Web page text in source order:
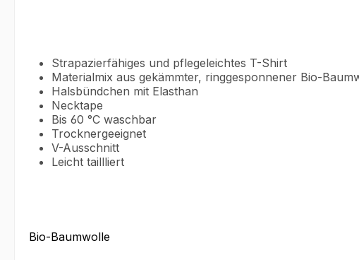
Strapazierfähiges und pflegeleichtes T-Shirt
Materialmix aus gekämmter, ringgesponnener Bio-
Halsbündchen mit Elasthan
Necktape
Bis 60 °C waschbar
Trocknergeeignet
V-Ausschnitt
Leicht taillliert
Bio-Baumwolle